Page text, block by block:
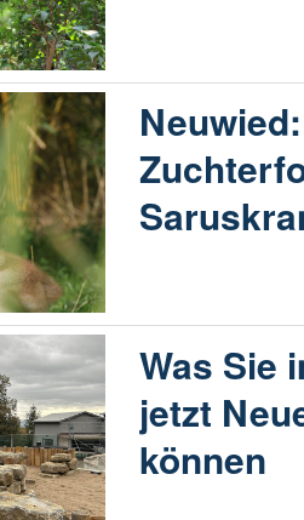
Was Sie
jetzt
können